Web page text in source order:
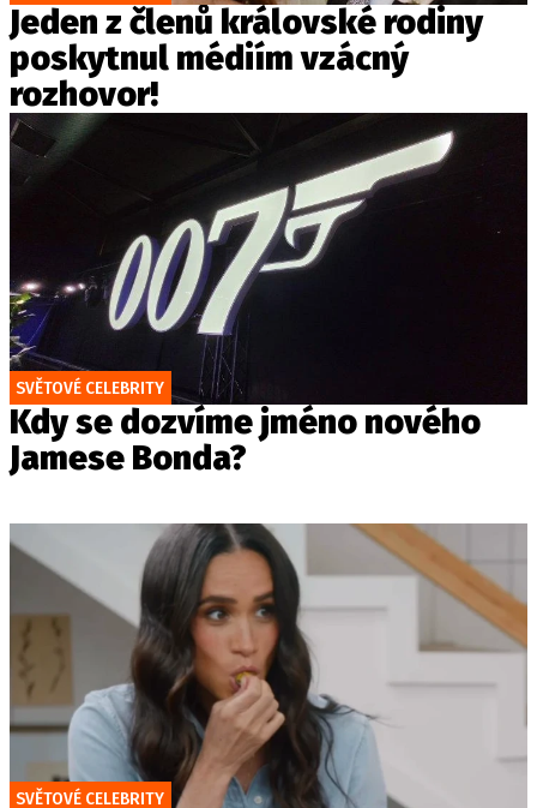
Jeden z členů královské rodiny
poskytnul médiím vzácný
rozhovor!
SVĚTOVÉ CELEBRITY
Kdy se dozvíme jméno nového
Jamese Bonda?
SVĚTOVÉ CELEBRITY